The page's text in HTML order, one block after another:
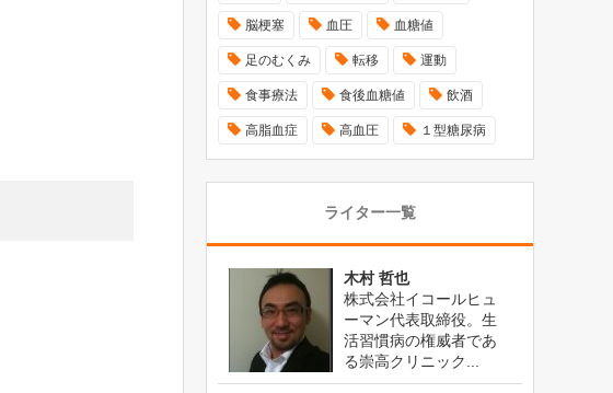
脳梗塞 血圧 血糖値
足のむくみ 転移 運動
食事療法 食後血糖値 飲酒
高脂血症 高血圧 １型糖尿病
ライター一覧
木村 哲也
株式会社イコールヒュ
ーマン代表取締役。生
活習慣病の権威者であ
る崇高クリニック...